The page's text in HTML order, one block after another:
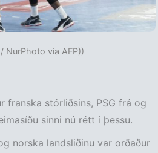
NurPhoto via AFP))
franska stórliðsins, PSG frá og
sinni nú rétt í þessu.
norska landsliðinu var orðaður